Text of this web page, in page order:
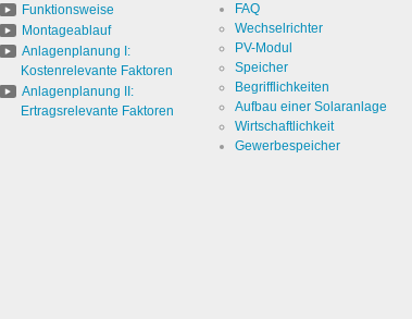
Funktionsweise
Montageablauf
Anlagenplanung I:
Kostenrelevante Faktoren
Anlagenplanung II:
Ertragsrelevante Faktoren
FAQ
Wechselrichter
PV-Modul
Speicher
Begrifflichkeiten
Aufbau einer Solaranlage
Wirtschaftlichkeit
Gewerbespeicher